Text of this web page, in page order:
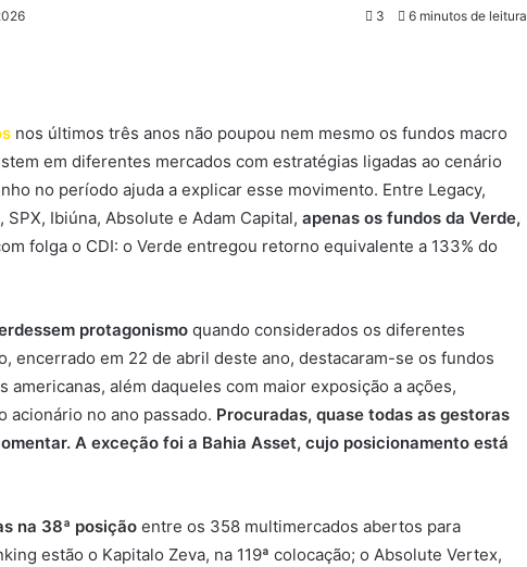
3 6 minutos de leitura
nos últimos três anos não poupou nem mesmo os fundos macro
em diferentes mercados com estratégias ligadas ao cenário
no período ajuda a explicar esse movimento. Entre Legacy,
SPX, Ibiúna, Absolute e Adam Capital, apenas os fundos da Verde,
folga o CDI: o Verde entregou retorno equivalente a 133% do
protagonismo quando considerados os diferentes
encerrado em 22 de abril deste ano, destacaram-se os fundos
americanas, além daqueles com maior exposição a ações,
acionário no ano passado. Procuradas, quase todas as gestoras
A exceção foi a Bahia Asset, cujo posicionamento está
na 38ª posição entre os 358 multimercados abertos para
estão o Kapitalo Zeva, na 119ª colocação; o Absolute Vertex,